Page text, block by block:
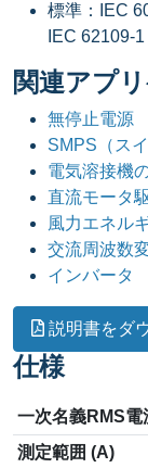
標準：IEC
IEC 62109-
関連アプ
無停止電源
SMPS（ス
電気溶接機
直流モータ
風力エネル
交流周波数
インバータ
説明書をダ
仕様
一次名義RMS電
測定範囲 (A)